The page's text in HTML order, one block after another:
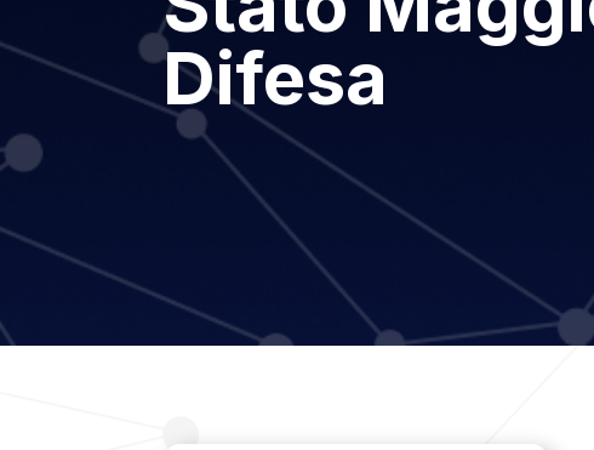
Difesa